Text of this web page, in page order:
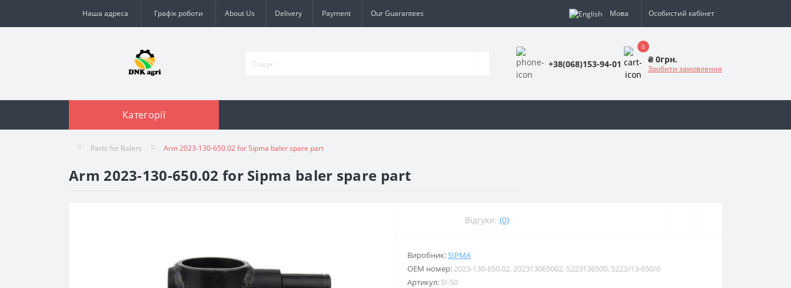
Наша адреса Графік роботи About Us Delivery Payment Our Guarantees Мова Особистий кабінет
+38(068)153-94-01
0
₴ 0грн.
Зробити замовлення
Категорії
Parts for Balers Arm 2023-130-650.02 for Sipma baler spare part
Arm 2023-130-650.02 for Sipma baler spare part
Відгуки: (0)
Виробник:SIPMA
ОЕМ номер:2023-130-650.02, 202313065002, 5223136500, 5223/13-650/0
Артикул: SI-50